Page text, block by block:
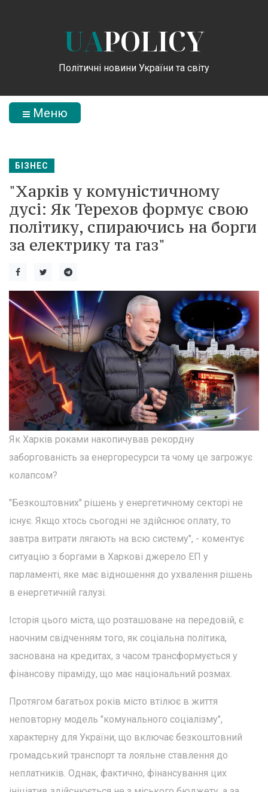
UAPOLICY
Політичні новини України та світу
Меню
БІЗНЕС
"Харків у комуністичному
дусі: Як Терехов формує свою
політику, спираючись на борги
за електрику та газ"
Як Харків роками накопичував рекордну
заборгованість за енергоресурси та чому це загрожує
колапсом?
"Безкоштовних" рішень у енергетичному секторі не
існує. Якщо хтось сьогодні не здійснює оплату, то
завтра витрати лягають на всю систему", - коментує
ситуацію з боргами в Харкові джерело ЕП у
парламенті, яке має відношення до ухвалення рішень
в енергетичній галузі.
Історія цього міста, що розташоване на передовій, є
наочним свідченням того, як соціальна політика,
заснована на кредитах, з часом трансформується у
фінансову піраміду, що має національний розмах.
Протягом багатьох років місто втілює в життя
неповторну модель "комунального соціалізму",
характерну для України, що включає безкоштовний
громадський транспорт та лояльне ставлення до
неплатників. Однак, фактично, фінансування цих